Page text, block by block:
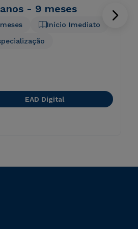
- 9 meses
Início Imediato
EAD Digital